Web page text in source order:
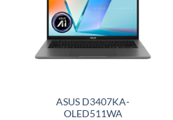
ASUS D3407KA-
OLED511WA